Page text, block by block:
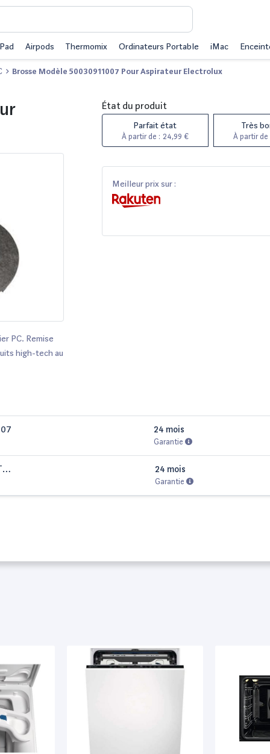
Airpods Thermomix Ordinateurs Portable iMac
Brosse Modèle 50030911007 Pour Aspirateur Electrolux
PC. Remise
high-tech au
État du produit
Parfait état
À partir de : 24,99 €
Très
À partir de
Meilleur prix sur :
24 mois
Garantie
24 mois
Garantie